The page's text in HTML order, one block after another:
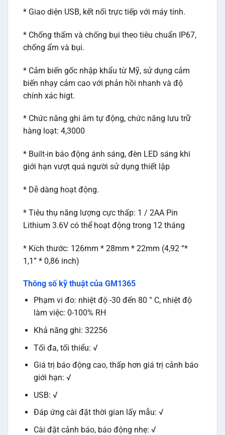
* Giao diện USB, kết nối trực tiếp với máy tính.
* Chống thấm và chống bụi theo tiêu chuẩn IP67,
chống ẩm và bụi.
* Cảm biến gốc nhập khẩu từ Mỹ, sử dụng cảm
biến nhạy cảm cao với phản hồi nhanh và độ
chính xác higt.
* Chức năng ghi âm tự động, chức năng lưu trữ
hàng loạt: 4,3000
* Built-in báo động ánh sáng, đèn LED sáng khi
giới hạn vượt quá người sử dụng thiết lập
* Dễ dàng hoạt động.
* Tiêu thụ năng lượng cực thấp: 1 / 2AA Pin
Lithium 3.6V có thể hoạt động trong 12 tháng
* Kích thước: 126mm * 28mm * 22mm (4,92 “*
1,1” * 0,86 inch)
Thông số kỹ thuật của GM1365
Phạm vi đo: nhiệt độ -30 đến 80 ° C, nhiệt độ
làm việc: 0-100% RH
Khả năng ghi: 32256
Tối đa, tối thiểu: √
Giá trị báo động cao, thấp hơn giá trị cảnh báo
giới hạn: √
USB: √
Đáp ứng cài đặt thời gian lấy mẫu: √
Cài đặt cảnh báo, báo động nhẹ: √